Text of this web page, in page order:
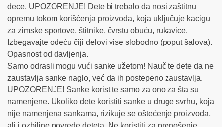
dece. UPOZORENJE! Dete bi trebalo da nosi zaštitnu
opremu tokom korišćenja proizvoda, koja uključuje kacigu
za zimske sportove, štitnike, čvrstu obuću, rukavice.
Izbegavajte odeću čiji delovi vise slobodno (poput šalova).
Opasnost od davljenja.
Samo odrasli mogu vući sanke užetom! Naučite dete da ne
zaustavlja sanke naglo, već da ih postepeno zaustavlja.
UPOZORENJE! Sanke koristite samo za ono za šta su
namenjene. Ukoliko dete koristiti sanke u druge svrhu, koja
nije namenjena sankama, rizikuje se oštećenje proizvoda,